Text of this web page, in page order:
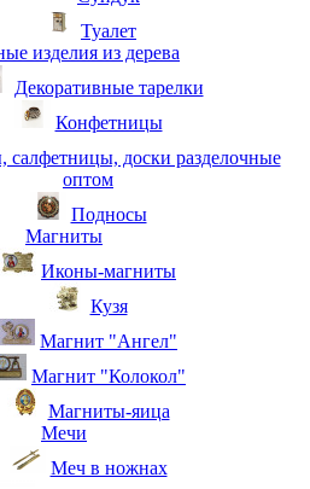
Туалет
изделия из дерева
Декоративные тарелки
Конфетницы
салфетницы, доски разделочные
оптом
Подносы
Магниты
Иконы-магниты
Кузя
Магнит "Ангел"
Магнит "Колокол"
Магниты-яица
Мечи
Меч в ножнах